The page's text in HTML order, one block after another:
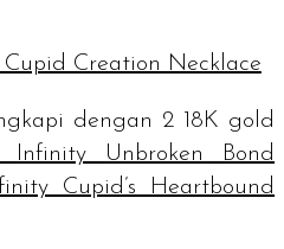
Creation Necklace
dengan 2 18K gold
Infinity Unbroken Bond
Cupid’s Heartbound